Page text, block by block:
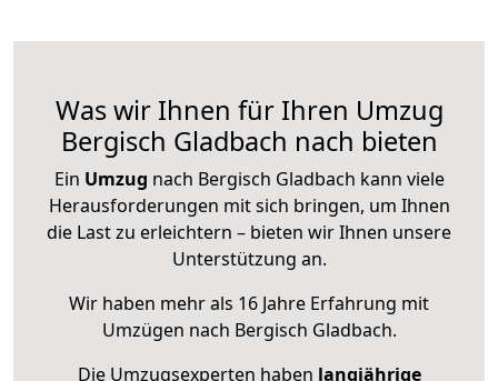
Was wir Ihnen für Ihren Umzug
Bergisch Gladbach nach bieten
Ein Umzug nach Bergisch Gladbach kann viele
Herausforderungen mit sich bringen, um Ihnen
die Last zu erleichtern – bieten wir Ihnen unsere
Unterstützung an.
Wir haben mehr als 16 Jahre Erfahrung mit
Umzügen nach Bergisch Gladbach.
Die Umzugsexperten haben langjährige